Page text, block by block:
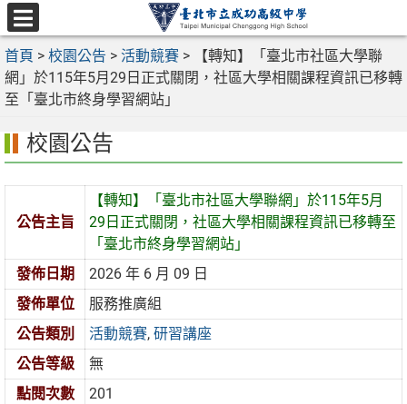
跳
至
主
要
內
選
單
首頁 > 校園公告 > 活動競賽 >
【轉知】「臺北市社區大學聯
網」於115年5月29日正式關閉，社區大學相關課程資訊已移轉
至「臺北市終身學習網站」
校園公告
公告主旨
【轉知】「臺北市社區大學聯網」於115年5月
29日正式關閉，社區大學相關課程資訊已移轉至
「臺北市終身學習網站」
發佈日期
2026 年 6 月 09 日
發佈單位
服務推廣組
公告類別
活動競賽,研習講座
公告等級
無
點閱次數
201